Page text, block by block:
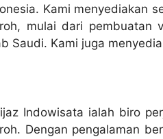
Kami menyediakan
mulai dari pembuatan
Saudi. Kami juga
Indowisata ialah biro
Dengan pengalaman